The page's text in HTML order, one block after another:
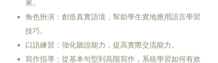
果。
角色扮演：創造真實語境，幫助學生實地應用語言學習
技巧。
口語練習：強化聽說能力，提高實際交流能力。
寫作指導：從基本句型到高階寫作，系統學習如何有效